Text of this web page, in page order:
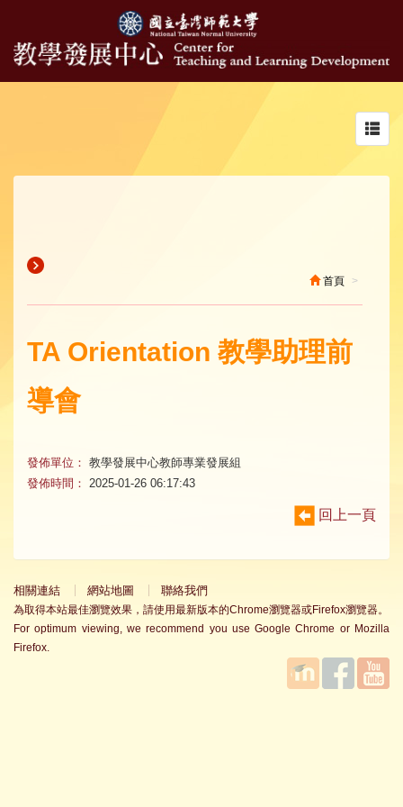
首頁
TA Orientation 教學助理前
導會
發佈單位： 教學發展中心教師專業發展組
發佈時間：
2025-01-26 06:17:43
回上一頁
相關連結 網站地圖 聯絡我們
為取得本站最佳瀏覽效果，請使用最新版本的Chrome瀏覽器或Firefox瀏覽器。
For optimum viewing, we recommend you use Google Chrome or Mozilla
Firefox.